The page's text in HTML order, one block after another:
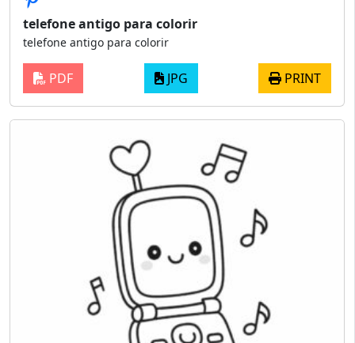
telefone antigo para colorir
telefone antigo para colorir
PDF JPG PRINT